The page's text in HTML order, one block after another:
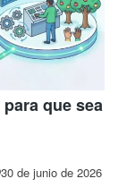
que sea
30 de junio de 2026